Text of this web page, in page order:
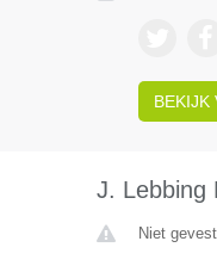
BEKIJK
J. Lebbing
Niet